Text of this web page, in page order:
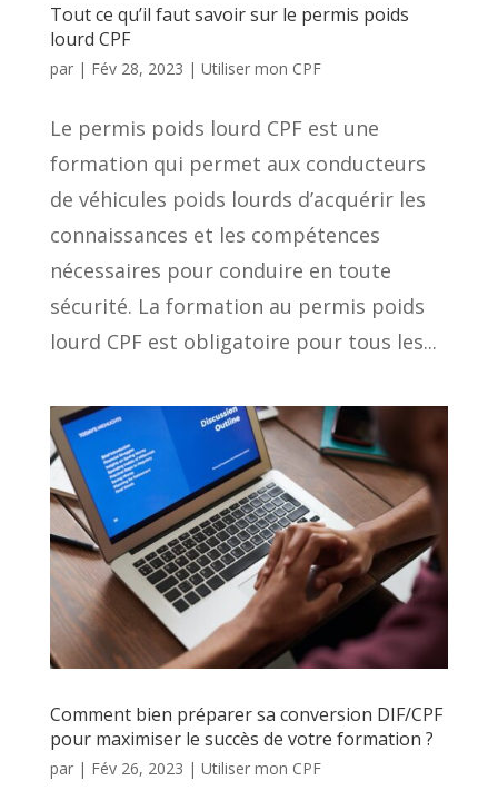
Tout ce qu’il faut savoir sur le permis poids
lourd CPF
par | Fév 28, 2023 | Utiliser mon CPF
Le permis poids lourd CPF est une
formation qui permet aux conducteurs
de véhicules poids lourds d’acquérir les
connaissances et les compétences
nécessaires pour conduire en toute
sécurité. La formation au permis poids
lourd CPF est obligatoire pour tous les...
Comment bien préparer sa conversion DIF/CPF
pour maximiser le succès de votre formation ?
par | Fév 26, 2023 | Utiliser mon CPF